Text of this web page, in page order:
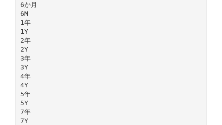
6か月
6M
1年
1Y
2年
2Y
3年
3Y
4年
4Y
5年
5Y
7年
7Y